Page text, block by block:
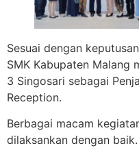
Sesuai dengan
SMK Kabupaten Malang
3 Singosari sebagai
Reception.
Berbagai macam
dilaksankan dengan